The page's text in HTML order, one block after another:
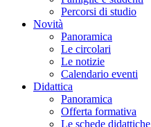
Percorsi di studio
Novità
Panoramica
Le circolari
Le notizie
Calendario eventi
Didattica
Panoramica
Offerta formativa
Le schede didattiche